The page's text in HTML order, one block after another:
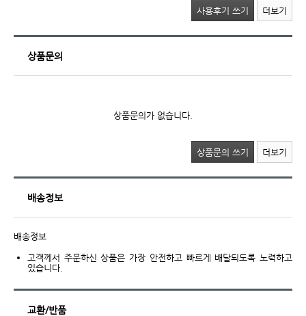
사용후기 쓰기 더보기
상품문의
상품문의가 없습니다.
상품문의 쓰기 더보기
배송정보
배송정보
고객께서 주문하신 상품은 가장 안전하고 빠르게 배달되도록 노력하고
있습니다.
교환/반품